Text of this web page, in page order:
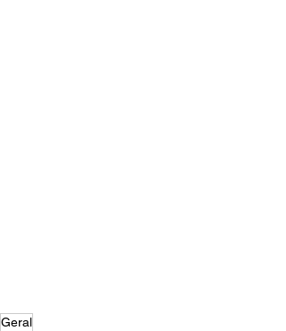
Geral